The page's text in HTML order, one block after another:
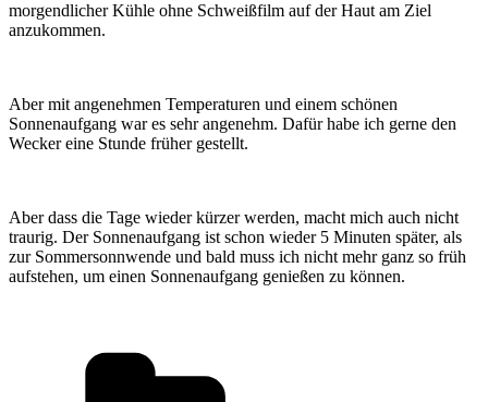
morgendlicher Kühle ohne Schweißfilm auf der Haut am Ziel
anzukommen.
Aber mit angenehmen Temperaturen und einem schönen
Sonnenaufgang war es sehr angenehm. Dafür habe ich gerne den
Wecker eine Stunde früher gestellt.
Aber dass die Tage wieder kürzer werden, macht mich auch nicht
traurig. Der Sonnenaufgang ist schon wieder 5 Minuten später, als
zur Sommersonnwende und bald muss ich nicht mehr ganz so früh
aufstehen, um einen Sonnenaufgang genießen zu können.